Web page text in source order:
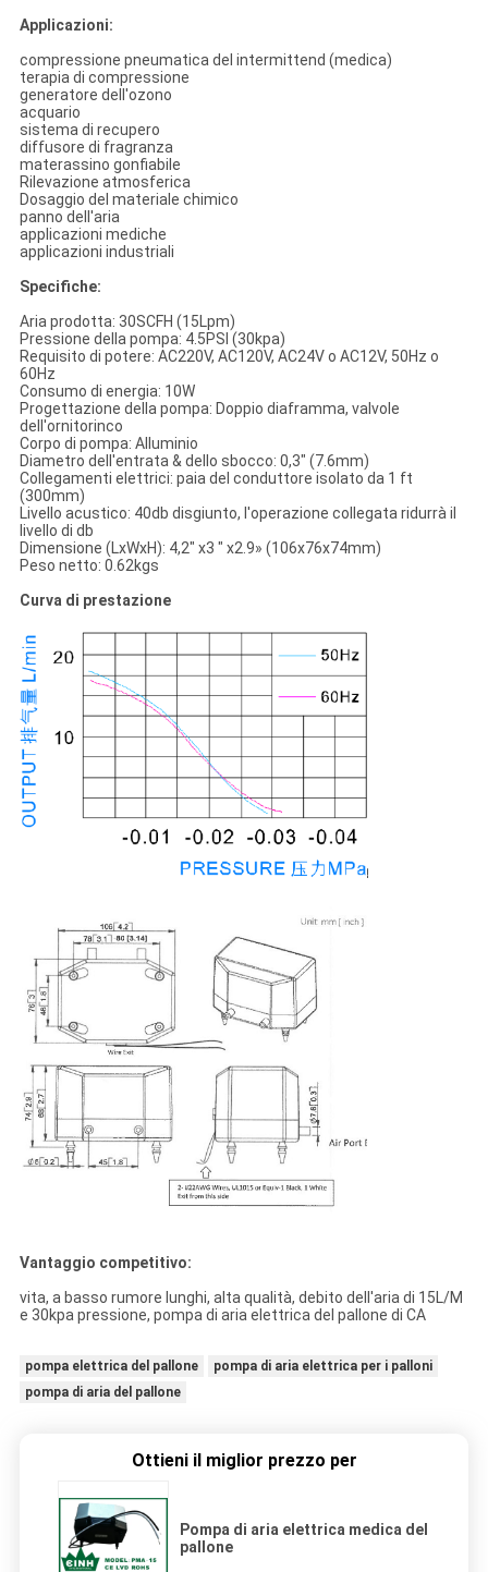
Applicazioni:
compressione pneumatica del intermittend (medica)
terapia di compressione
generatore dell'ozono
acquario
sistema di recupero
diffusore di fragranza
materassino gonfiabile
Rilevazione atmosferica
Dosaggio del materiale chimico
panno dell'aria
applicazioni mediche
applicazioni industriali
Specifiche:
Aria prodotta: 30SCFH (15Lpm)
Pressione della pompa: 4.5PSI (30kpa)
Requisito di potere: AC220V, AC120V, AC24V o AC12V, 50Hz o
60Hz
Consumo di energia: 10W
Progettazione della pompa: Doppio diaframma, valvole
dell'ornitorinco
Corpo di pompa: Alluminio
Diametro dell'entrata & dello sbocco: 0,3" (7.6mm)
Collegamenti elettrici: paia del conduttore isolato da 1 ft
(300mm)
Livello acustico: 40db disgiunto, l'operazione collegata ridurrà il
livello di db
Dimensione (LxWxH): 4,2" x3 " x2.9» (106x76x74mm)
Peso netto: 0.62kgs
Curva di prestazione
Vantaggio competitivo:
vita, a basso rumore lunghi, alta qualità, debito dell'aria di 15L/M
e 30kpa pressione, pompa di aria elettrica del pallone di CA
pompa elettrica del pallone
pompa di aria elettrica per i palloni
pompa di aria del pallone
Ottieni il miglior prezzo per
Pompa di aria elettrica medica del
pallone